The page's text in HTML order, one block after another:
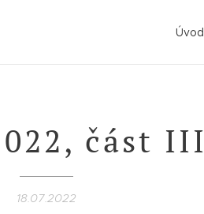
Úvod
část III
18.07.2022